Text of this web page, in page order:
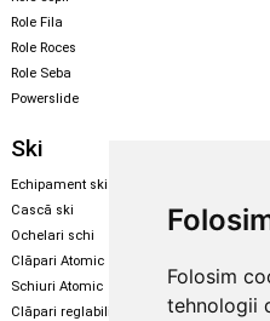
Folosim
tehnologii
Role Fila
Role Roces
Role Seba
Powerslide
Ski
Echipament ski
Cască ski
Ochelari schi
Clăpari Atomic
Schiuri Atomic
Clăpari reglabili